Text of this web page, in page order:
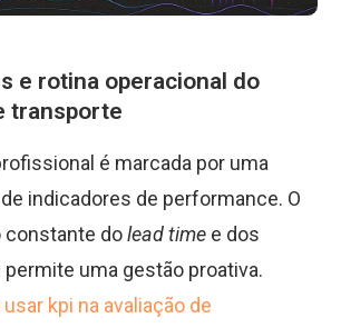
e rotina operacional do
transporte
é marcada por uma
indicadores de performance. O
dolead time e dos
uma gestão proativa.
kpi na avaliação de